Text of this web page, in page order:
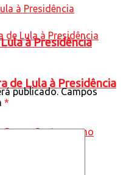
de Lula à Presidência
à Presidência
publicado.Campos
*